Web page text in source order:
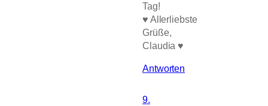
Tag!
♥ Allerliebste
Grüße,
Claudia ♥
Antworten
9.